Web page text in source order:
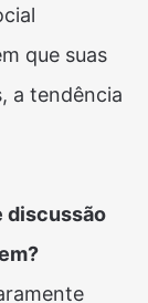
que suas
a tendência
discussão